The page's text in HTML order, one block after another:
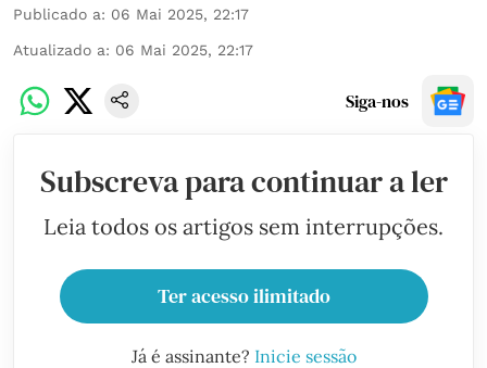
Publicado a: 06 Mai 2025, 22:17
Atualizado a: 06 Mai 2025, 22:17
Siga-nos
Subscreva para continuar a ler
Leia todos os artigos sem interrupções.
Ter acesso ilimitado
Já é assinante? Inicie sessão